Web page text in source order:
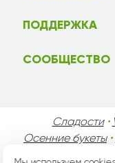
ПОДДЕРЖКА
СООБЩЕСТВО
Сладости•
Осенние букеты•